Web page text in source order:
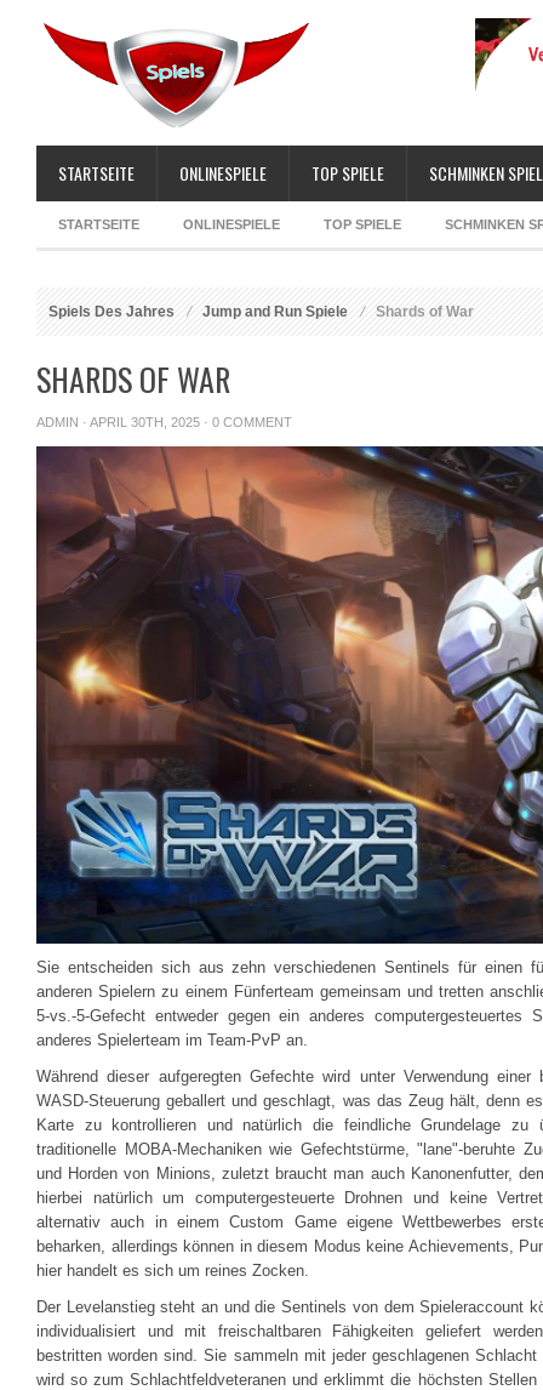
STARTSEITE ONLINESPIELE TOP SPIELE SCHMINKEN
STARTSEITE ONLINESPIELE TOP SPIELE SCHMINKEN
Spiels Des Jahres Jump and Run Spiele Shards of War
SHARDS OF WAR
ADMIN · APRIL 30TH, 2025 · 0 COMMENT
Sie entscheiden sich aus zehn verschiedenen Sentinels für einen
anderen Spielern zu einem Fünferteam gemeinsam und tretten
5-vs.-5-Gefecht entweder gegen ein anderes computergesteuertes
anderes Spielerteam im Team-PvP an.
Während dieser aufgeregten Gefechte wird unter Verwendung einer
WASD-Steuerung geballert und geschlagt, was das Zeug hält, denn
Karte zu kontrollieren und natürlich die feindliche Grundelage zu
traditionelle MOBA-Mechaniken wie Gefechtstürme, "lane"-beruhte
und Horden von Minions, zuletzt braucht man auch Kanonenfutter,
hierbei natürlich um computergesteuerte Drohnen und keine
alternativ auch in einem Custom Game eigene Wettbewerbes
beharken, allerdings können in diesem Modus keine Achievements,
hier handelt es sich um reines Zocken.
Der Levelanstieg steht an und die Sentinels von dem Spieleraccount
individualisiert und mit freischaltbaren Fähigkeiten geliefert
bestritten worden sind. Sie sammeln mit jeder geschlagenen
wird so zum Schlachtfeldveteranen und erklimmt die höchsten